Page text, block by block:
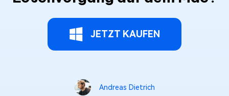
JETZT KAUFEN
Andreas Dietrich